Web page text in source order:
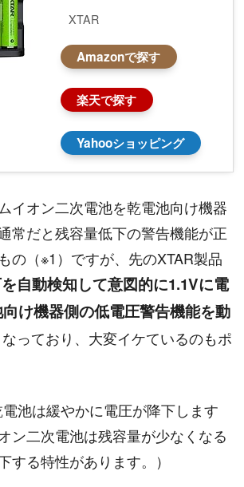
XTAR
Amazonで探す
楽天で探す
Yahooショッピング
イオン二次電池を乾電池向け機器
常だと残容量低下の警告機能が正
の（※1）ですが、先のXTAR製品
自動検知して意図的に1.1Vに電
け機器側の低電圧警告機能を動
っており、大変イケているのもポ
電池は緩やかに電圧が降下します
ン二次電池は残容量が少なくなる
する特性があります。）